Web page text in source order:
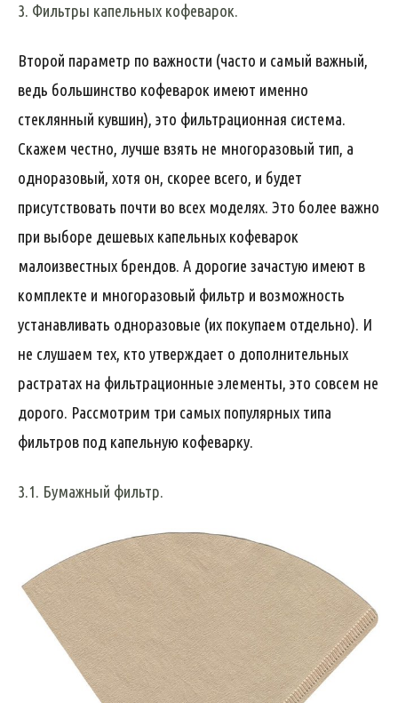
3. Фильтры капельных кофеварок.
Второй параметр по важности (часто и самый важный,
ведь большинство кофеварок имеют именно
стеклянный кувшин), это фильтрационная система.
Скажем честно, лучше взять не многоразовый тип, а
одноразовый, хотя он, скорее всего, и будет
присутствовать почти во всех моделях. Это более важно
при выборе дешевых капельных кофеварок
малоизвестных брендов. А дорогие зачастую имеют в
комплекте и многоразовый фильтр и возможность
устанавливать одноразовые (их покупаем отдельно). И
не слушаем тех, кто утверждает о дополнительных
растратах на фильтрационные элементы, это совсем не
дорого. Рассмотрим три самых популярных типа
фильтров под капельную кофеварку.
3.1. Бумажный фильтр.